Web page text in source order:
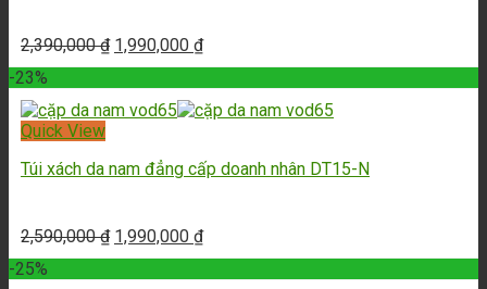
2,390,000₫ 1,990,000 ₫
-23%
Quick View
Túi xách da nam đẳng cấp doanh nhân DT15-N
2,590,000₫ 1,990,000 ₫
-25%